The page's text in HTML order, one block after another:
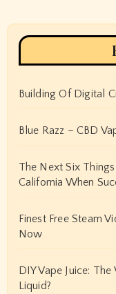
Building Of Digital
Blue Razz – CBD
The Next Six
California When
Finest Free Steam
Now
DIY Vape Juice:
Liquid?